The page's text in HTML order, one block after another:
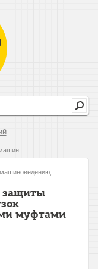
защиты
муфтами